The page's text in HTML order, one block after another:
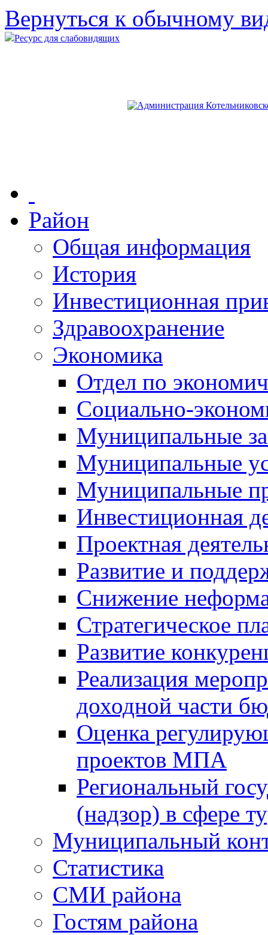
Вернуться к обычному
Ресурс для слабовидящих
Район
Общая информация
История
Инвестиционная
Здравоохранение
Экономика
Отдел по
Социально-
Муниципальные
Муниципальные
Муниципальные
Инвестиционная
Проектная
Развитие и
Снижение
Стратегическое
Развитие
Реализация
доходной части
Оценка
проектов МПА
Региональный
(надзор) в сфере
Муниципальный
Статистика
СМИ района
Гостям района